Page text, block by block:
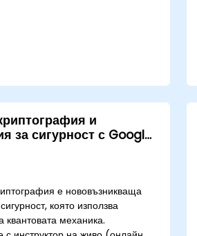
и
за сигурност с Google
е нововъзникваща
която използва
квантовата механика.